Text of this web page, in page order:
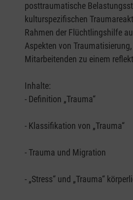
posttraumatische
kulturspezifischen
Rahmen der Flüchtlingshilfe auf
Aspekten von
Mitarbeitenden zu einem
Inhalte:
- Definition „Trauma“
- Klassifikation von „Trauma“
- Trauma und Migration
- „Stress“ und „Trauma“